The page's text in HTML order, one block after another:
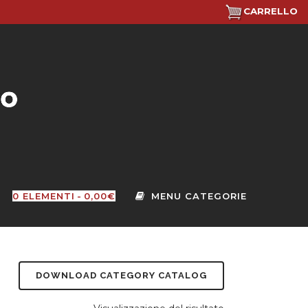
CARRELLO
0 ELEMENTI 0,00€
DOWNLOAD CATEGORY CATALOG